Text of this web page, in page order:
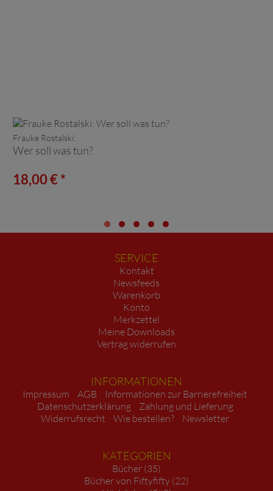
Frauke Rostalski:
Wer soll was tun?
18,00 € *
SERVICE
Kontakt
Newsfeeds
Warenkorb
Konto
Merkzettel
Meine Downloads
Vertrag widerrufen
INFORMATIONEN
Impressum AGB
Informationen zur Barrierefreiheit
Datenschutzerklärung
Zahlung und Lieferung
Widerrufsrecht
Wie bestellen? Newsletter
KATEGORIEN
Bücher (35)
Bücher von Fiftyfifty (22)